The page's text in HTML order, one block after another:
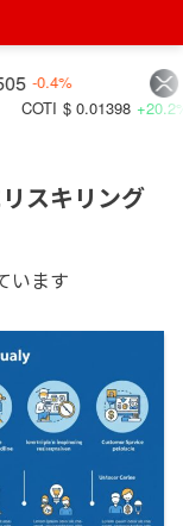
$
$ 0.01398 +20.2%
スキリング
います